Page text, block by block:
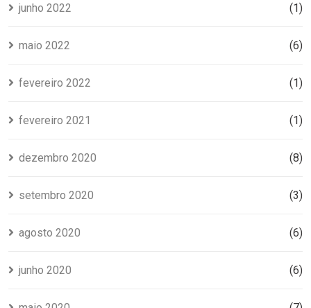
junho 2022 (1)
maio 2022 (6)
fevereiro 2022 (1)
fevereiro 2021 (1)
dezembro 2020 (8)
setembro 2020 (3)
agosto 2020 (6)
junho 2020 (6)